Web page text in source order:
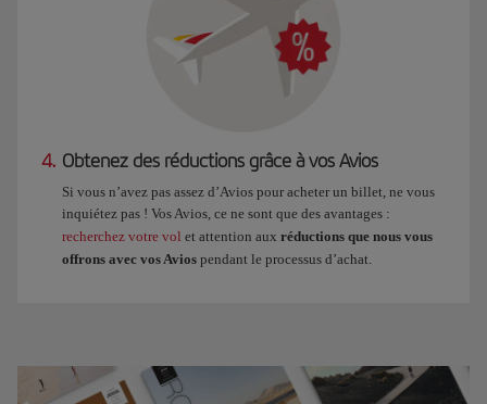
4. Obtenez des réductions grâce à vos Avios
Si vous n’avez pas assez d’Avios pour acheter un billet, ne vous
inquiétez pas ! Vos Avios, ce ne sont que des avantages :
recherchez votre vol et attention aux réductions que nous vous
offrons avec vos Avios pendant le processus d’achat.